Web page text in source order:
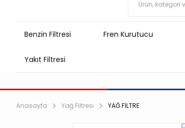
Benzin Filtresi Fren Kurutucu
Yakıt Filtresi
Anasayfa Yağ Filtresi YAĞ FİLTRE